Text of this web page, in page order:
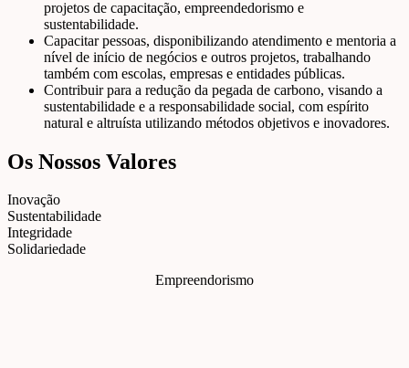
projetos de capacitação, empreendedorismo e
sustentabilidade.
Capacitar pessoas, disponibilizando atendimento e mentoria a
nível de início de negócios e outros projetos, trabalhando
também com escolas, empresas e entidades públicas.
Contribuir para a redução da pegada de carbono, visando a
sustentabilidade e a responsabilidade social, com espírito
natural e altruísta utilizando métodos objetivos e inovadores.
Os Nossos Valores
Inovação
Sustentabilidade
Integridade
Solidariedade
Empreendorismo